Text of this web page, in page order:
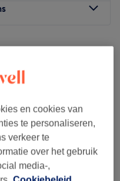
10:00–18:00
11:00–18:00
combineert en gebruikt
en cookies van
te personaliseren,
verkeer te
over het gebruik
media-,